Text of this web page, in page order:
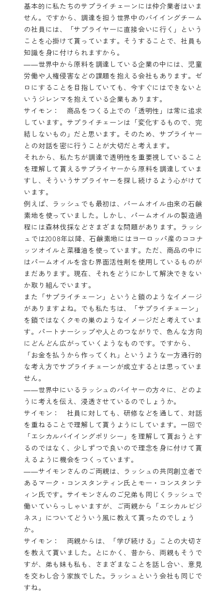
基本的に私たちのサプライチェーンには仲介業者はいま
せん。ですから、調達を担う世界中のバイイングチーム
の社員には、「サプライヤーに直接会いに行く」という
ことを心掛けて貰っています。そうすることで、社員も
知識を身に付けられますから。
――世界中から原料を調達している企業の中には、児童
労働や人権侵害などの課題を抱える会社もあります。ゼ
ロにすることを目指していても、今すぐにはできないと
いうジレンマを抱えている企業もあります。
サイモン： 商品をつくる上での「透明性」は常に追求
しています。サプライチェーンは「変化するもので、完
結しないもの」だと思います。そのため、サプライヤー
との対話を密に行うことが大切だと考えます。
それから、私たちが調達で透明性を重要視していること
を理解して貰えるサプライヤーから原料を調達していま
すし、そういうサプライヤーを探し続けるよう心がけて
います。
例えば、ラッシュでも最初は、パームオイル由来の石鹸
素地を使っていました。しかし、パームオイルの製造過
程には森林伐採などさまざまな問題があります。ラッシ
ュでは2008年以降、石鹸素地にはヨーロッパ産のココナ
ッツオイルと菜種油を使っています。ただ、商品の中に
はパームオイルを含む界面活性剤を使用しているものが
まだあります。現在、それをどうにかして解決できない
か取り組んでいます。
また「サプライチェーン」というと鎖のようなイメージ
がありますよね。でも私たちは、「サプライチェーン」
を鎖ではなくクモの巣のようなイメージだと考えていま
す。パートナーシップや人とのつながりで、色んな方向
にどんどん広がっていくようなものです。ですから、
「お金を払うから作ってくれ」というような一方通行的
な考え方でサプライチェーンが成立するとは思っていま
せん。
――世界中にいるラッシュのバイヤーの方々に、どのよ
うに考えを伝え、浸透させているのでしょうか。
サイモン： 社員に対しても、研修などを通して、対話
を重ねることで理解して貰うようにしています。一回で
「エシカルバイイングポリシー」を理解して貰おうとす
るのではなく、少しずつで良いので理念を身に付けて貰
えるように機会をつくっています。
――サイモンさんのご両親は、ラッシュの共同創立者で
あるマーク・コンスタンティン氏とモー・コンスタンテ
ィン氏です。サイモンさんのご兄弟も同じくラッシュで
働いていらっしゃいますが、ご両親から「エシカルビジ
ネス」についてどういう風に教えて貰ったのでしょう
か。
サイモン： 両親からは、「学び続ける」ことの大切さ
を教えて貰いました。とにかく、昔から、両親もそうで
すが、弟も妹も私も、さまざまなことを話し合い、意見
を交わし合う家族でした。ラッシュという会社も同じで
すね。